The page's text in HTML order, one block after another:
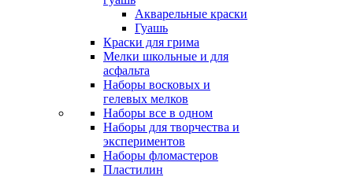
Акварельные краски
Гуашь
Краски для грима
Мелки школьные и для
асфальта
Наборы восковых и
гелевых мелков
Наборы все в одном
Наборы для творчества и
экспериментов
Наборы фломастеров
Пластилин